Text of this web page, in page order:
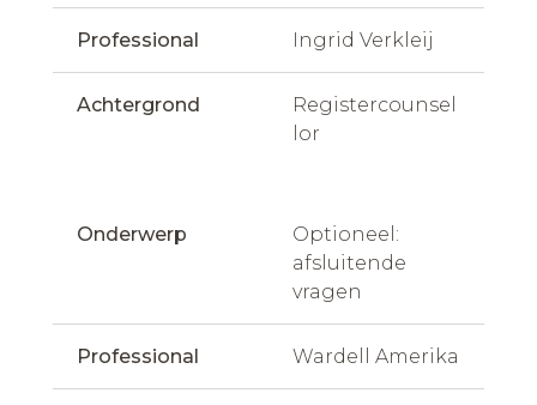
Professional Ingrid Verkleij
Achtergrond
Registercounsel
lor
Onderwerp
Optioneel:
afsluitende
vragen
Professional Wardell Amerika